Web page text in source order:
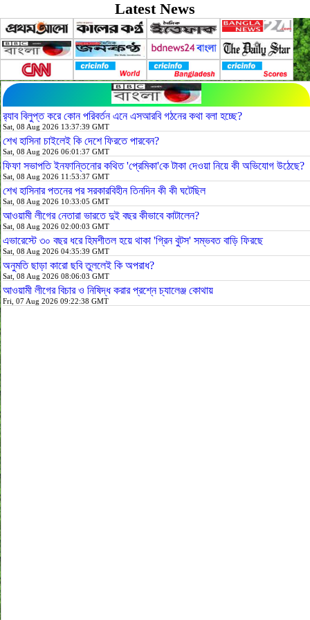
Latest News
র‍্যাব বিলুপ্ত করে কোন পরিবর্তন এনে এসআরবি গঠনের কথা বলা হচ্ছে?
Sat, 08 Aug 2026 13:37:39 GMT
শেখ হাসিনা চাইলেই কি দেশে ফিরতে পারবেন?
Sat, 08 Aug 2026 06:01:37 GMT
ফিফা সভাপতি ইনফান্তিনোর কথিত 'প্রেমিকা'কে টাকা দেওয়া নিয়ে কী অভিযোগ উঠেছে?
Sat, 08 Aug 2026 11:53:37 GMT
শেখ হাসিনার পতনের পর সরকারবিহীন তিনদিন কী কী ঘটেছিল
Sat, 08 Aug 2026 10:33:05 GMT
আওয়ামী লীগের নেতারা ভারতে দুই বছর কীভাবে কাটালেন?
Sat, 08 Aug 2026 02:00:03 GMT
এভারেস্টে ৩০ বছর ধরে হিমশীতল হয়ে থাকা 'গ্রিন বুটস' সম্ভবত বাড়ি ফিরছে
Sat, 08 Aug 2026 04:35:39 GMT
অনুমতি ছাড়া কারো ছবি তুললেই কি অপরাধ?
Sat, 08 Aug 2026 08:06:03 GMT
আওয়ামী লীগের বিচার ও নিষিদ্ধ করার প্রশ্নে চ্যালেঞ্জ কোথায়
Fri, 07 Aug 2026 09:22:38 GMT